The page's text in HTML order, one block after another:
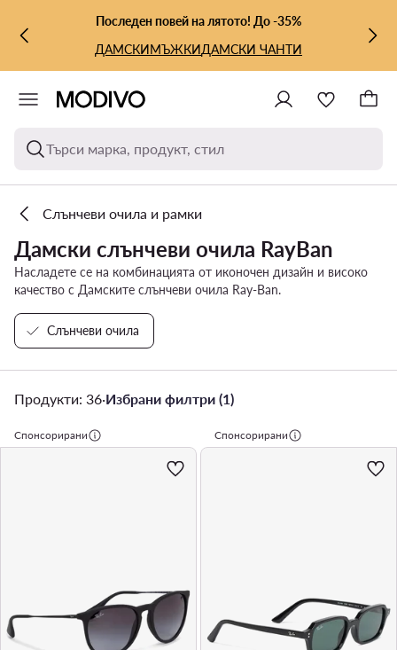
КЪМ ОСНОВНОТО СЪДЪРЖАНИЕ
КЪМ ТЪРСЕНЕПоследен повей на лятото! До -35%
ДАМСКИМЪЖКИДАМСКИ ЧАНТИ
Търси марка, продукт, стил
Слънчеви очила и рамки
Дамски слънчеви очила RayBan
Насладете се на комбинацията от иконочен дизайн и високо
качество с Дамските слънчеви очила Ray-Ban.
Слънчеви очила
Продукти: 36·Избрани филтри (1)
Спонсорирани Спонсорирани